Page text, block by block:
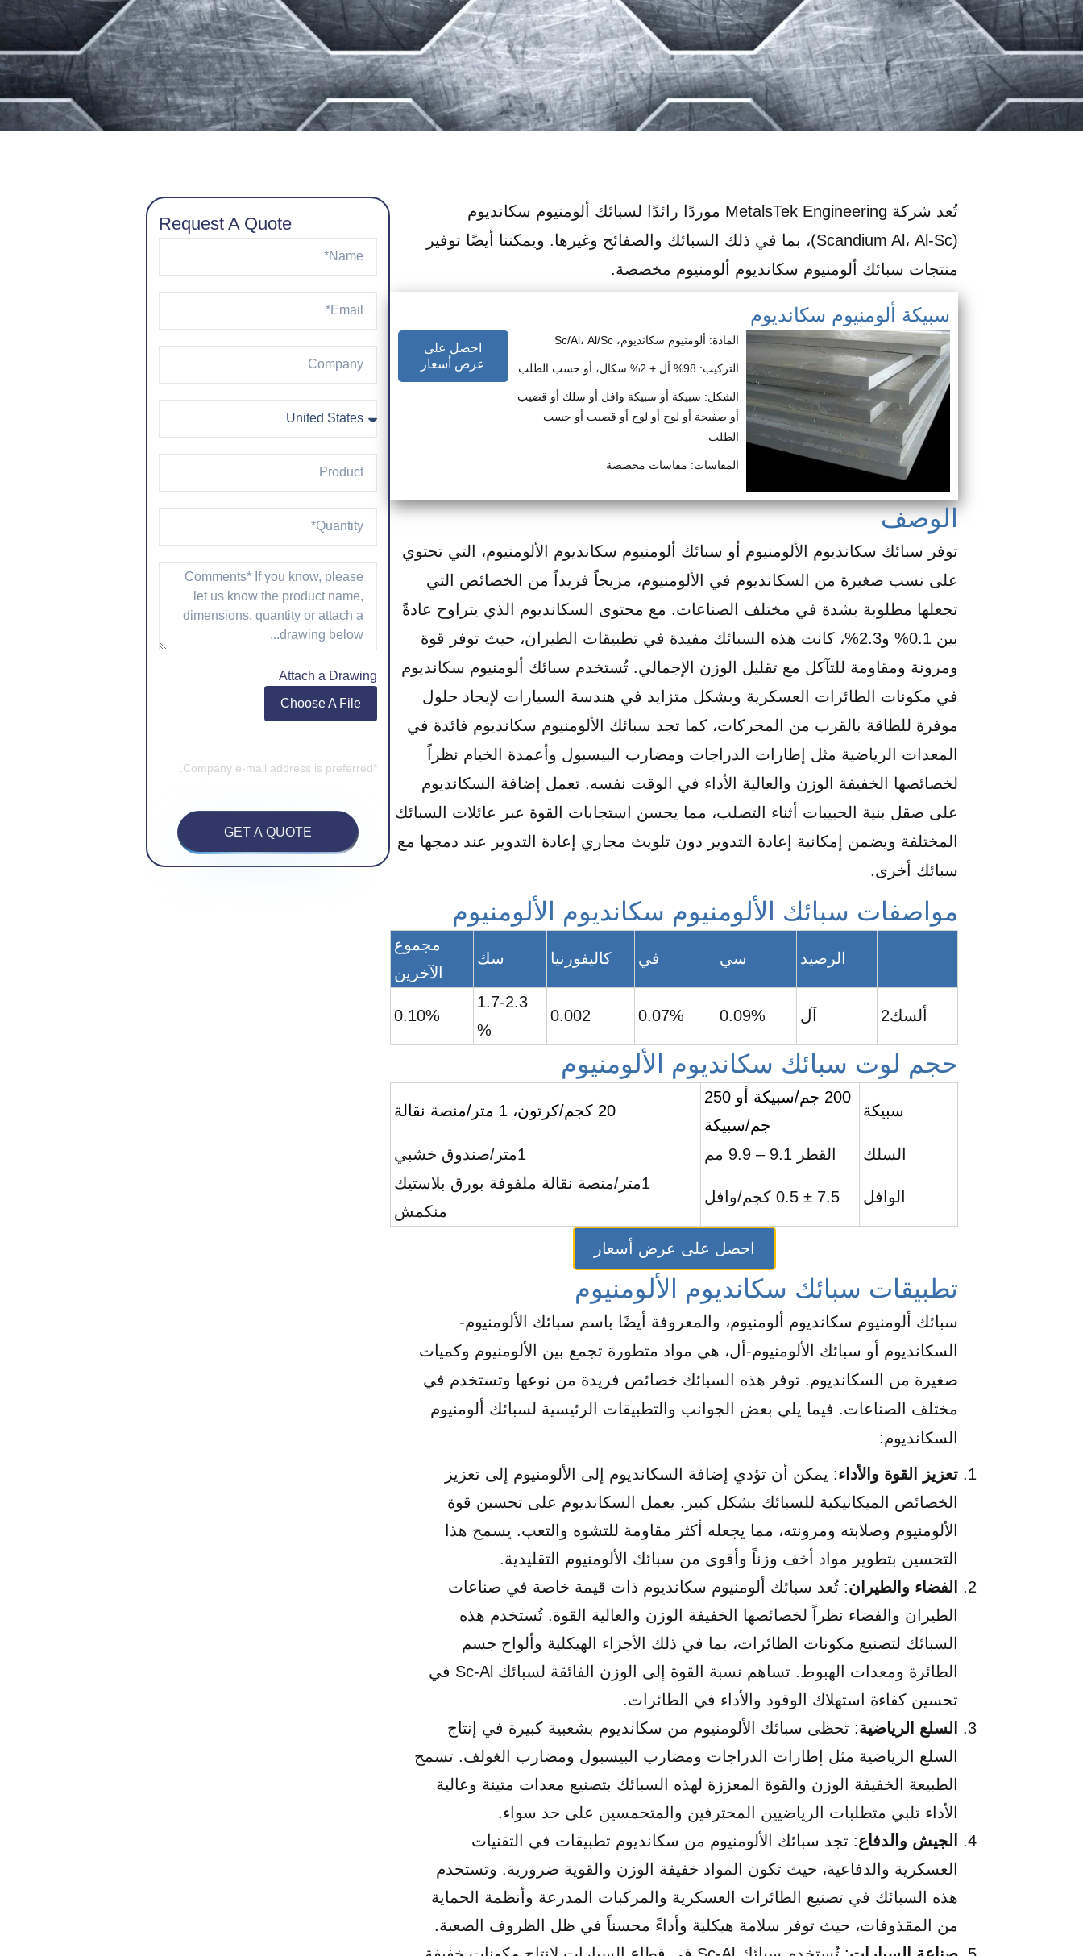
تُعد شركة MetalsTek Engineering موردًا رائدًا لسبائك ألومنيوم سكانديوم
(Scandium Al، Al-Sc)، بما في ذلك السبائك والصفائح وغيرها. ويمكننا أيضًا توفير
منتجات سبائك ألومنيوم سكانديوم ألومنيوم مخصصة.
سبيكة ألومنيوم سكانديوم
المادة: ألومنيوم سكانديوم، Sc/Al، Al/Sc
التركيب: 98% أل + 2% سكال، أو حسب الطلب
الشكل: سبيكة أو سبيكة وافل أو سلك أو قضيب
أو صفيحة أو لوح أو لوح أو قضيب أو حسب
الطلب
المقاسات: مقاسات مخصصة
احصل على
عرض أسعار
الوصف
توفر سبائك سكانديوم الألومنيوم أو سبائك ألومنيوم سكانديوم الألومنيوم، التي تحتوي
على نسب صغيرة من السكانديوم في الألومنيوم، مزيجاً فريداً من الخصائص التي
تجعلها مطلوبة بشدة في مختلف الصناعات. مع محتوى السكانديوم الذي يتراوح عادةً
بين 0.1% و2.3%، كانت هذه السبائك مفيدة في تطبيقات الطيران، حيث توفر قوة
ومرونة ومقاومة للتآكل مع تقليل الوزن الإجمالي. تُستخدم سبائك ألومنيوم سكانديوم
في مكونات الطائرات العسكرية وبشكل متزايد في هندسة السيارات لإيجاد حلول
موفرة للطاقة بالقرب من المحركات، كما تجد سبائك الألومنيوم سكانديوم فائدة في
المعدات الرياضية مثل إطارات الدراجات ومضارب البيسبول وأعمدة الخيام نظراً
لخصائصها الخفيفة الوزن والعالية الأداء في الوقت نفسه. تعمل إضافة السكانديوم
على صقل بنية الحبيبات أثناء التصلب، مما يحسن استجابات القوة عبر عائلات السبائك
المختلفة ويضمن إمكانية إعادة التدوير دون تلويث مجاري إعادة التدوير عند دمجها مع
سبائك أخرى.
مواصفات سبائك الألومنيوم سكانديوم الألومنيوم
الرصيد سي في كاليفورنيا سك
مجموع
الآخرين
ألسك2 آل 0.09%
0.07%
0.002
1.7-2.3
%
0.10%
حجم لوت سبائك سكانديوم الألومنيوم
سبيكة
200 جم/سبيكة أو 250
جم/سبيكة
20 كجم/كرتون، 1 متر/منصة نقالة
السلك القطر 9.1 – 9.9 مم 1متر/صندوق خشبي
الوافل 7.5 ± 0.5 كجم/وافل
1متر/منصة نقالة ملفوفة بورق بلاستيك
منكمش
احصل على عرض أسعار
تطبيقات سبائك سكانديوم الألومنيوم
سبائك ألومنيوم سكانديوم ألومنيوم، والمعروفة أيضًا باسم سبائك الألومنيوم-
السكانديوم أو سبائك الألومنيوم-أل، هي مواد متطورة تجمع بين الألومنيوم وكميات
صغيرة من السكانديوم. توفر هذه السبائك خصائص فريدة من نوعها وتستخدم في
مختلف الصناعات. فيما يلي بعض الجوانب والتطبيقات الرئيسية لسبائك ألومنيوم
السكانديوم:
تعزيز القوة والأداء: يمكن أن تؤدي إضافة السكانديوم إلى الألومنيوم إلى تعزيز
الخصائص الميكانيكية للسبائك بشكل كبير. يعمل السكانديوم على تحسين قوة
الألومنيوم وصلابته ومرونته، مما يجعله أكثر مقاومة للتشوه والتعب. يسمح هذا
التحسين بتطوير مواد أخف وزناً وأقوى من سبائك الألومنيوم التقليدية.
الفضاء والطيران: تُعد سبائك ألومنيوم سكانديوم ذات قيمة خاصة في صناعات
الطيران والفضاء نظراً لخصائصها الخفيفة الوزن والعالية القوة. تُستخدم هذه
السبائك لتصنيع مكونات الطائرات، بما في ذلك الأجزاء الهيكلية وألواح جسم
الطائرة ومعدات الهبوط. تساهم نسبة القوة إلى الوزن الفائقة لسبائك Sc-Al في
تحسين كفاءة استهلاك الوقود والأداء في الطائرات.
السلع الرياضية: تحظى سبائك الألومنيوم من سكانديوم بشعبية كبيرة في إنتاج
السلع الرياضية مثل إطارات الدراجات ومضارب البيسبول ومضارب الغولف. تسمح
الطبيعة الخفيفة الوزن والقوة المعززة لهذه السبائك بتصنيع معدات متينة وعالية
الأداء تلبي متطلبات الرياضيين المحترفين والمتحمسين على حد سواء.
الجيش والدفاع: تجد سبائك الألومنيوم من سكانديوم تطبيقات في التقنيات
العسكرية والدفاعية، حيث تكون المواد خفيفة الوزن والقوية ضرورية. وتستخدم
هذه السبائك في تصنيع الطائرات العسكرية والمركبات المدرعة وأنظمة الحماية
من المقذوفات، حيث توفر سلامة هيكلية وأداءً محسناً في ظل الظروف الصعبة.
Request A Quote
Attach a Drawing
Choose A File
*Company e-mail address is preferred.
GET A QUOTE